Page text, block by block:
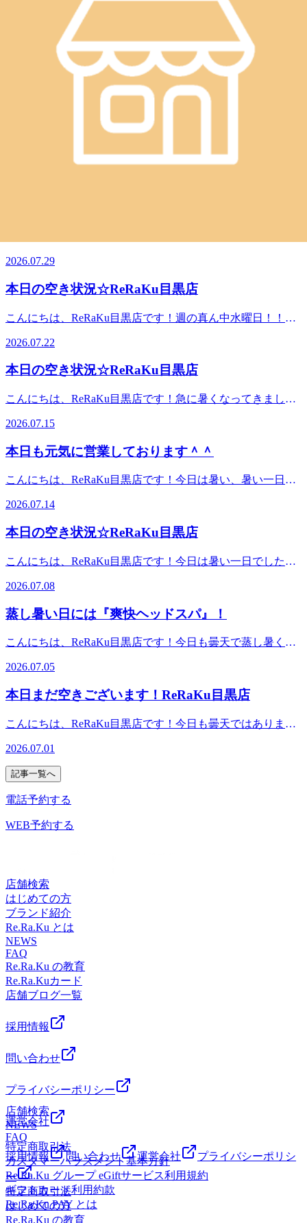
給をしっかりして下さい！喉が渇く前に飲む！8月9日（日）
空き状況11：00～ご予約いただけます。※ご予約状況は都度
変わりますのでご注意ください。スタッフ一同心よりお待ち
しております。最後までお読みいただいてありがとうござい
ます。Re.Ra.Ku目黒店12：30～21：00（最終受付20：20）
TEL．．．03-3491-0212＃目黒＃目黒川＃目黒駅近＃JR山手
線＃都営三田線＃東急目黒線＃東京メトロ南北線＃もみほぐ
今日も暑いですね～
こんにちは、ReRaKu目黒店です。今日は朝から気温も高く
て。日差しも強いですね是非、涼みがてらお身体ほぐしてく
ださい！8月8日（土）空き状況11：00～ご予約いただけま
タッフ一同心よりお待ちしております。最後までお読みいた
00（最終受付20：20）TEL．．．03-3491-0212＃目黒＃目黒
本日の空き状況☆ReRaKu目黒店
こんにちは、ReRaKu目黒店です！日差しは強いですが、風
す。Re.Ra.Ku目黒店12：30～21：00（最終受付20：20）
TEL．．．03-3491-0212＃目黒＃目黒川＃目黒駅近＃JR山手
し＃リラクゼーション＃肩こり＃土日祝営業
る冷えすぎや外との温度差で疲れがたまるモードになってい
ませんか？お休みの日のリフレッシュや、お仕事帰りのご利
用もお待ちしています。Re.Ra.Ku目黒店は本日も、皆様を笑
す。※ご予約状況は都度変わりますのでご注意ください。ス
タッフ一同心よりお待ちしております。最後までお読みいた
だいてありがとうございます。Re.Ra.Ku目黒店12：30～21：
00（最終受付20：20）TEL．．．03-3491-0212＃目黒＃目黒
川＃目黒駅近＃JR山手線＃都営三田線＃東急目黒線＃東京
メトロ南北線＃もみほぐし＃リラクゼーション＃肩こり＃土
2026.07.29
本日の空き状況☆ReRaKu目黒店
こんにちは、ReRaKu目黒店です！週の真ん中水曜日！！今
たいですね。Re.Ra.Ku目黒店は本日も、皆様を笑顔でお待ち
しています。１2時30分よりご予約いただけます。※ご予約
状況は都度変わりますのでご注意ください。スタッフ一同心
とうございます。Re.Ra.Ku目黒店12：30～21：00（最終受付
20：20）TEL．．．03-3491-0212＃目黒＃目黒川＃目黒駅近
＃もみほぐし＃リラクゼーション＃肩こり＃土日祝営業
2026.07.22
本日の空き状況☆ReRaKu目黒店
こんにちは、ReRaKu目黒店です！急に暑くなってきました
身体のケアをオススメ致します。Re.Ra.Ku目黒店は本日も、
皆様を笑顔でお待ちしています。１2時30分よりご予約いた
だけます。※ご予約状況は都度変わりますのでご注意くださ
みいただいてありがとうございます。Re.Ra.Ku目黒店12：30
～21：00（最終受付20：20）TEL．．．03-3491-0212＃目黒
＃東京メトロ南北線＃もみほぐし＃リラクゼーション＃肩こ
り＃土日祝営業
2026.07.15
本日も元気に営業しております＾＾
こんにちは、ReRaKu目黒店です！今日は暑い、暑い一日と
外と室内の温度差により、体調不良になりやすいこの季節に
はぜひリラクゼーションをご利用ください！暑さに負けない
ように、Re.Ra.Ku目黒店は本日も、皆様を笑顔でお待ちして
況は都度変わりますのでご注意ください。スタッフ一同心よ
りお待ちしております。最後までお読みいただいてありがと
20：20）TEL．．．03-3491-0212＃目黒＃目黒川＃目黒駅近
＃JR山手線＃都営三田線＃東急目黒線＃東京メトロ南北線
＃もみほぐし＃リラクゼーション＃肩こり＃土日祝営業
2026.07.14
本日の空き状況☆ReRaKu目黒店
こんにちは、ReRaKu目黒店です！今日は暑い一日でした
がございます。笑顔でお待ちしています。18時よりご予約い
ただけます。※ご予約状況は都度変わりますのでご注意くだ
さい。スタッフ一同心よりお待ちしております。最後までお
30～21：00（最終受付20：20）TEL．．．03-3491-0212＃目
黒＃目黒川＃目黒駅近＃JR山手線＃都営三田線＃東急目黒
こり＃土日祝営業
2026.07.08
蒸し暑い日には『爽快ヘッドスパ』！
こんにちは、ReRaKu目黒店です！今日も曇天で蒸し暑くな
が雨も降ったりしてなんとなくスッキリしませんね。そんな
時にはRe.Ra.Kuの『爽快ヘッドスパ』がおすすめです。いつ
ものヘッドスパにプラスするだけで、リラックス&amp;爽快
上がります。ぜひ一度お試し下さい！ReRaKu目黒店は本日
も皆様のご来店を笑顔でお待ちしております！７月５日
（日）空き状況１２時１０分よりご予約いただけます。※ご
予約状況は都度変わりますのでご注意ください。スタッフ一
同心よりお待ちしております。最後までお読みいただいてあ
りがとうございます。Re.Ra.Ku目黒店12：30～21：00（最終
駅近＃JR山手線＃都営三田線＃東急目黒線＃東京メトロ南
2026.07.05
本日まだ空きございます！ReRaKu目黒店
こんにちは、ReRaKu目黒店です！今日も曇天ではあります
すんだ色になってきましたが、私は少しくすんだ色味も好き
なので、写真に撮って楽しんだりしています。些細な楽しみ
を日常の中に取り入れると気分が変わるのでおすすめです。
もちろん、ReRaKuでリラックスする事もおすすめですよ！
ります！７月１日（水）空き状況１２時４０分よりご予約い
30～21：00（最終受付20：20）TEL．．．03-3491-0212＃目
黒＃目黒川＃目黒駅近＃JR山手線＃都営三田線＃東急目黒
線＃東京メトロ南北線＃もみほぐし＃リラクゼーション＃肩
こり＃土日祝営業
2026.07.01
記事一覧へ
電話予約する
WEB予約する
店舗検索
はじめての方
ブランド紹介
Re.Ra.Ku とは
NEWS
FAQ
Re.Ra.Ku の教育
Re.Ra.Kuカード
店舗ブログ一覧
採用情報
問い合わせ
プライバシーポリシー
運営会社
特定商取引法
カスタマーハラスメント基本方針
Re.Ra.Ku グループ eGiftサービス利用規約
ギフトカード利用約款
Re.Ra.Ku PAY とは
店舗検索
NEWS
FAQ
採用情報
問い合わせ 運営会社
プライバシーポリシ
ー
特定商取引法
はじめての方
Re.Ra.Ku の教育